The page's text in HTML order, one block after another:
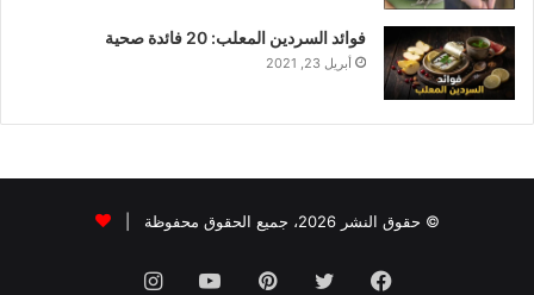
فوائد السردين المعلب: 20 فائدة صحية
أبريل 23, 2021
© حقوق النشر 2026، جميع الحقوق محفوظة |
فيسبوك تويتر بينتيريستيوتيوبانستقرام